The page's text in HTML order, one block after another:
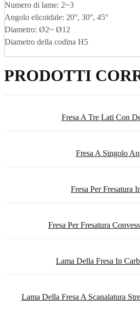
Numero di lame: 2~3
Angolo elicoidale: 20°, 30°, 45°
Diametro: Ø2~ Ø12
Diametro della codina H5
PRODOTTI
Fresa A Tre Lati Con
Fresa A Singolo
Fresa Per Fresatura
Fresa Per Fresatura
Lama Della Fresa In
Lama Della Fresa A Scanalatura